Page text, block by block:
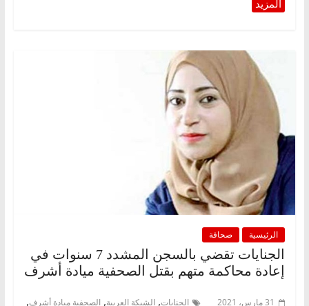
الرئيسية صحافة
الجنايات تقضي بالسجن المشدد 7 سنوات في
إعادة محاكمة متهم بقتل الصحفية ميادة أشرف
31 مارس، 2021 الجنايات, الشبكة العربية, الصحفية ميادة أشرف,